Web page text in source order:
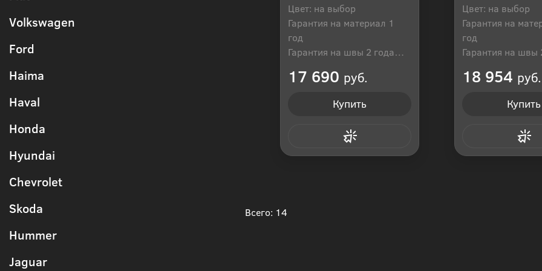
Volkswagen
Ford
Haima
Haval
Honda
Hyundai
Chevrolet
Skoda
Hummer
Jaguar
Цвет: на выбор
Гарантия на материал 1
год
Гарантия на швы 2 года
17 690 руб.
Купить
Цвет: на выбор
Гарантия на
год
Гарантия на швы
18 954 руб.
Купить
Всего: 14